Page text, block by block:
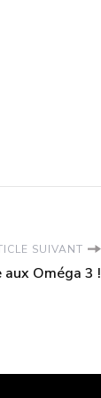
SUIVANT
Oméga 3 !